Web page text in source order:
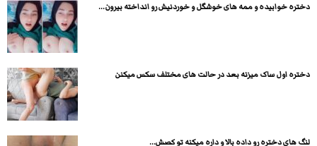
دختره خوابیده و ممه های خوشگل و خوردنیش رو انداخته بیرون...
دختره اول ساک میزنه بعد در حالت های مختلف سکس میکنن
لنگ های دختره رو داده بالا و داره میکنه تو کصش...